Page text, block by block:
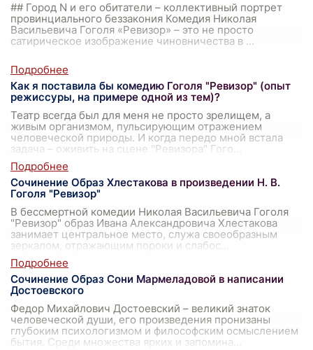
## Город N и его обитатели – коллективный портрет
провинциального беззакония Комедия Николая
Васильевича Гоголя «Ревизор» – это не просто
сатирическое изображение чиновничества в ...
Как я поставила бы комедию Гоголя "Ревизор" (опыт
режиссуры, на примере одной из тем)?
Театр всегда был для меня не просто зрелищем, а
живым организмом, пульсирующим отражением
человеческой природы. И когда передо мной встала
задача – оживить на сцене "Ревизора" Гого
Сочинение Образ Хлестакова в произведении Н. В.
Гоголя "Ревизор"
В бессмертной комедии Николая Васильевича Гоголя
"Ревизор" образ Ивана Александровича Хлестакова
занимает центральное место, служа своеобразным
зеркалом, отражающим пороки и слабос
Сочинение Образ Сони Мармеладовой в написании
Достоевского
Федор Михайлович Достоевский – великий знаток
человеческой души, его произведения пронизаны
глубоким психологизмом и философским осмыслением
бытия. Среди множества ярких и запомина